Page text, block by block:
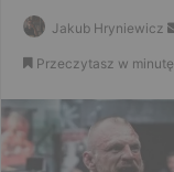
Jakub Hryniewicz
Przeczytasz w minutę